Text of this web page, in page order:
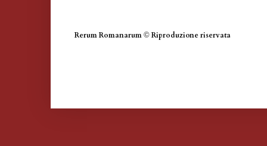
Rerum Romanarum © Riproduzione riservata